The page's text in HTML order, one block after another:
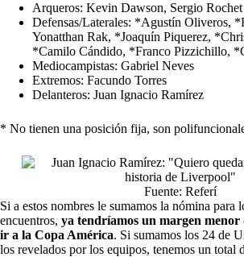
Arqueros: Kevin Dawson, Sergio Rochet
Defensas/Laterales: *Agustín Oliveros,
Yonatthan Rak, *Joaquín Piquerez,
*Camilo Cándido, *Franco Pizzichillo,
Mediocampistas: Gabriel Neves
Extremos: Facundo Torres
Delanteros: Juan Ignacio Ramírez
* No tienen una posición fija, son
Fuente: Referí
Si a estos nombres le sumamos la nómina para
encuentros, ya tendríamos un margen menor
ir a la Copa América. Si sumamos los 24 de
los revelados por los equipos, tenemos un total